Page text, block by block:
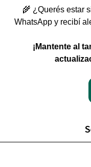
🌾 ¿Querés estar
WhatsApp y recibí
¡Mantente al